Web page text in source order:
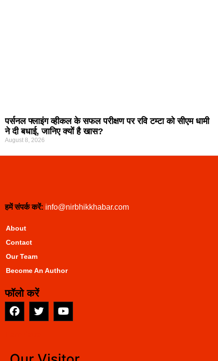
पर्सनल फ्लाइंग व्हीकल के सफल परीक्षण पर रवि टम्टा को सीएम धामी
ने दी बधाई, जानिए क्यों है खास?
August 8, 2026
हमें संपर्क करें: info@nirbhikkhabar.com
About
Contact
Our Team
Become An Author
फॉलो करें